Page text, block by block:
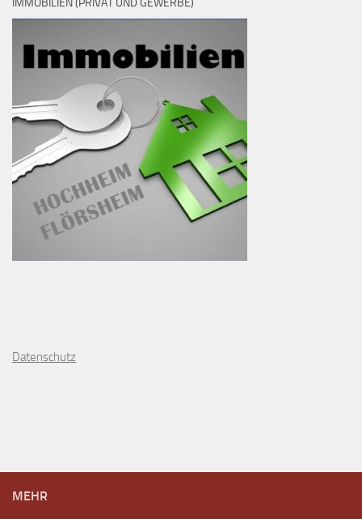
IMMOBILIEN (PRIVAT UND GEWERBE)
Datenschutz
MEHR